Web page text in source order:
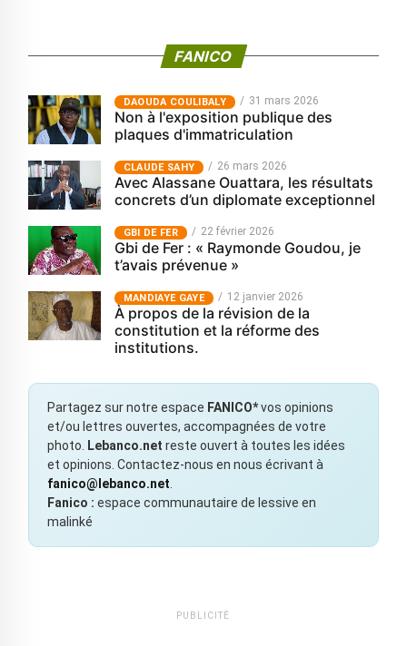
FANICO
‎DAOUDA COULIBALY 31 mars 2026
Non à l'exposition publique des
plaques d'immatriculation
CLAUDE SAHY 26 mars 2026
Avec Alassane Ouattara, les résultats
concrets d’un diplomate exceptionnel
GBI DE FER 22 février 2026
Gbi de Fer : « Raymonde Goudou, je
t’avais prévenue »
MANDIAYE GAYE 12 janvier 2026
À propos de la révision de la
constitution et la réforme des
institutions.
Partagez sur notre espace FANICO*vos opinions
et/ou lettres ouvertes, accompagnées de votre
photo.
Lebanco.net reste ouvert à toutes les idées
et opinions. Contactez-nous en nous écrivant à
fanico@lebanco.net
Fanico : espace communautaire de lessive en
malinké
PUBLICITÉ